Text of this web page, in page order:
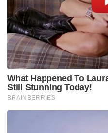
രാജ്യത്തിന്റെ
നയങ്ങളുടെയും
അടിസ്ഥാനമാക്കി.
ആരും പിന്നോട്ട്
എന്നതായിരുന്നു
പാർട്ടിയെക്കാൾ വലുതാണ്.
മനോഭാവത്തോടെ നമ്മൾ
തീരുമാനവും
കരുതിയിരുന്ന
സുരക്ഷിതമായ ഭാവിക്ക്